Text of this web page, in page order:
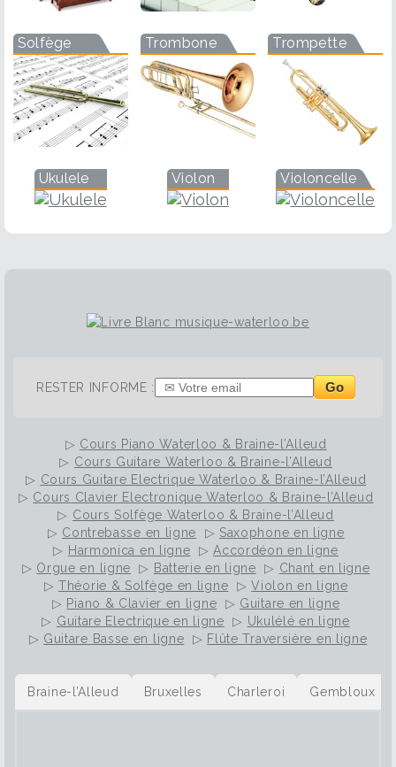
Solfège Trombone Trompette
Ukulele Violon Violoncelle
RESTER INFORME : Go
▷ Cours Piano Waterloo & Braine-l’Alleud
▷ Cours Guitare Waterloo & Braine-l’Alleud
▷ Cours Guitare Electrique Waterloo & Braine-l’Alleud
▷ Cours Clavier Electronique Waterloo & Braine-l’Alleud
▷ Cours Solfège Waterloo & Braine-l’Alleud
▷ Contrebasse en ligne ▷ Saxophone en ligne
▷ Harmonica en ligne ▷Accordéon en ligne
▷ Orgue en ligne ▷ Batterie en ligne ▷ Chant en ligne
▷Théorie & Solfège en ligne ▷Violon en ligne
▷ Piano & Clavier en ligne ▷ Guitare en ligne
▷ Guitare Electrique en ligne ▷ Ukulélé en ligne
▷ Guitare Basse en ligne ▷ Flûte Traversière en ligne
Braine-l’Alleud Bruxelles Charleroi Gembloux